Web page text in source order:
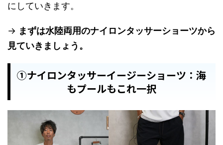
にしていきます。
→ まずは水陸両用のナイロンタッサーショーツから
見ていきましょう。
①ナイロンタッサーイージーショーツ：海
もプールもこれ一択